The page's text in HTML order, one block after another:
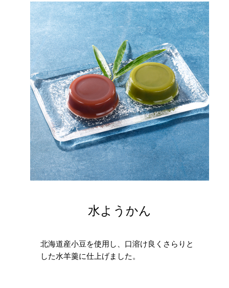
水ようかん
北海道産小豆を使用し、口溶け良くさらりと
した水羊羹に仕上げました。